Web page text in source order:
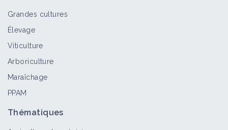
Grandes cultures
Élevage
Viticulture
Arboriculture
Maraîchage
PPAM
Thématiques